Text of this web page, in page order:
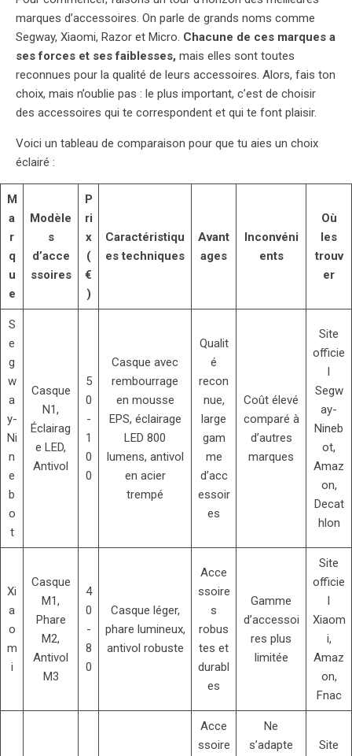
marques d’accessoires. On parle de grands noms comme
Segway, Xiaomi, Razor et Micro. Chacune de ces marques a
ses forces et ses faiblesses, mais elles sont toutes
reconnues pour la qualité de leurs accessoires. Alors, fais ton
choix, mais n’oublie pas : le plus important, c’est de choisir
des accessoires qui te correspondent et qui te font plaisir.
Voici un tableau de comparaison pour que tu aies un choix
éclairé :
M
a
r
q
u
e
Modèle
s
d’acce
ssoires
P
ri
x
(
€
)
Caractéristiqu
es techniques
Avant
ages
Inconvéni
ents
Où
les
trouv
er
S
e
g
w
a
y-
Ni
n
e
b
o
t
Casque
N1,
Éclairag
e LED,
Antivol
5
0
-
1
0
0
Casque avec
rembourrage
en mousse
EPS, éclairage
LED 800
lumens, antivol
en acier
trempé
Qualit
é
recon
nue,
large
gam
me
d’acc
essoir
es
Coût élevé
comparé à
d’autres
marques
Site
officie
l
Segw
ay-
Nineb
ot,
Amaz
on,
Decat
hlon
Xi
a
o
m
i
Casque
M1,
Phare
M2,
Antivol
M3
4
0
-
8
0
Casque léger,
phare lumineux,
antivol robuste
Acce
ssoire
s
robus
tes et
durabl
es
Gamme
d’accessoi
res plus
limitée
Site
officie
l
Xiaom
i,
Amaz
on,
Fnac
Acce
ssoire
Ne
s’adapte
Site